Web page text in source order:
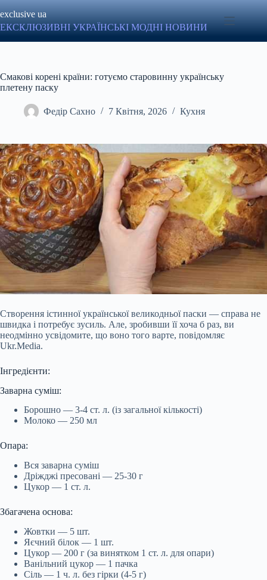
до
вмісту
exclusive ua
ЕКСКЛЮЗИВНІ УКРАЇНСЬКІ МОДНІ НОВИНИ
Смакові корені країни: готуємо старовинну українську
плетену паску
Федір Сахно 7 Квітня, 2026 Кухня
Створення істинної української великодньої паски — справа не
швидка і потребує зусиль. Але, зробивши її хоча б раз, ви
неодмінно усвідомите, що воно того варте, повідомляє
Ukr.Media.
Інгредієнти:
Заварна суміш:
Борошно — 3-4 ст. л. (із загальної кількості)
Молоко — 250 мл
Опара:
Вся заварна суміш
Дріжджі пресовані — 25-30 г
Цукор — 1 ст. л.
Збагачена основа:
Жовтки — 5 шт.
Яєчний білок — 1 шт.
Цукор — 200 г (за винятком 1 ст. л. для опари)
Ванільний цукор — 1 пачка
Сіль — 1 ч. л. без гірки (4-5 г)